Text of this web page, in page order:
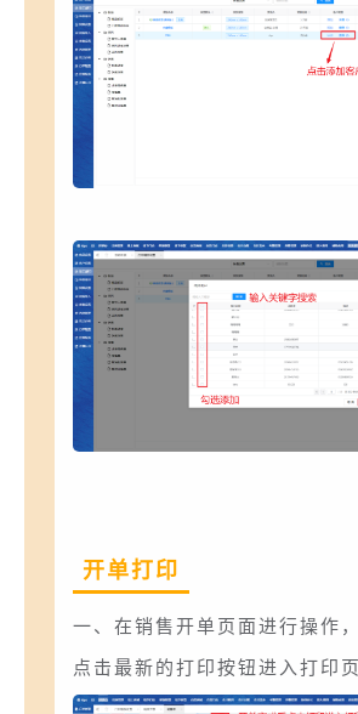
开单打印
一、在销售开单页面进行操作
点击最新的打印按钮进入打印页